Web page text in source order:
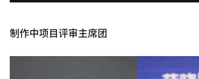
制作中项目评审主席团